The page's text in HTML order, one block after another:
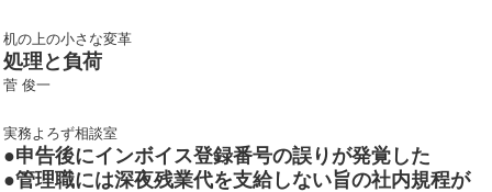
机の上の小さな変革
処理と負荷
菅 俊一
実務よろず相談室
●申告後にインボイス登録番号の誤りが発覚した
●管理職には深夜残業代を支給しない旨の社内規程が